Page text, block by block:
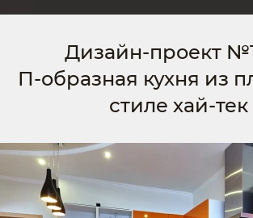
Дизайн-проект
П-образная кухня из
стиле хай-тек